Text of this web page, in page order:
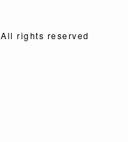
All rights reserved